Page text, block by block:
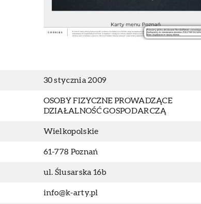
30 stycznia 2009
OSOBY FIZYCZNE PROWADZĄCE
DZIAŁALNOŚĆ GOSPODARCZĄ
Wielkopolskie
61-778 Poznań
ul. Ślusarska 16b
info@k-arty.pl